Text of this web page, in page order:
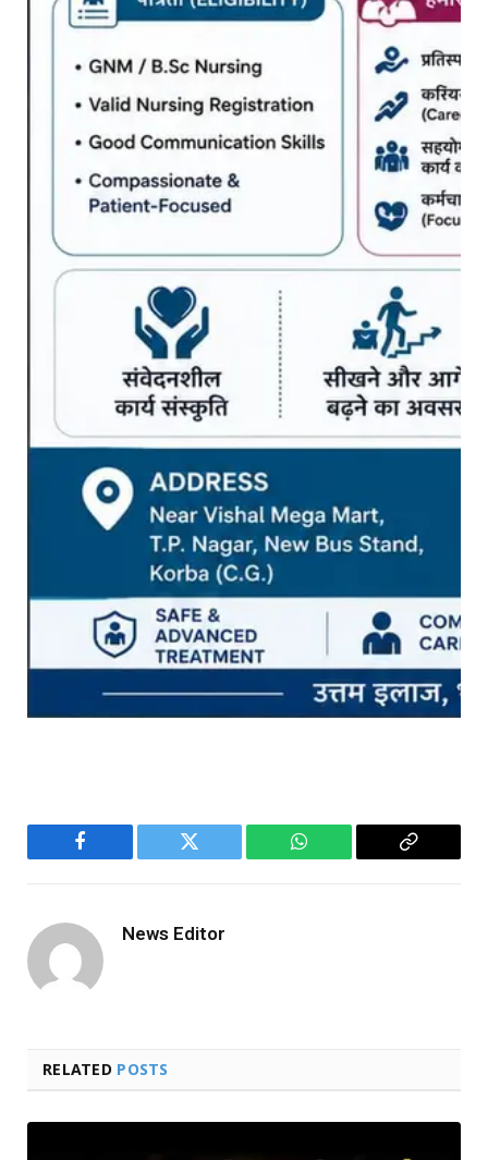
Facebook Twitter WhatsApp
Copy
News Editor
RELATED POSTS